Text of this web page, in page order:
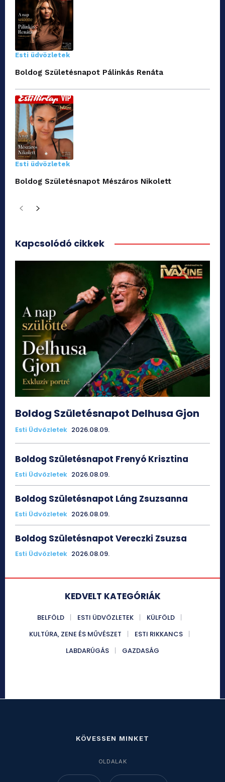
Esti üdvözletek
Boldog Születésnapot Pálinkás Renáta
Esti üdvözletek
Boldog Születésnapot Mészáros Nikolett
Kapcsolódó cikkek
Boldog Születésnapot Delhusa Gjon
Esti Üdvözletek 2026.08.09.
Boldog Születésnapot Frenyó Krisztina
Esti Üdvözletek 2026.08.09.
Boldog Születésnapot Láng Zsuzsanna
Esti Üdvözletek 2026.08.09.
Boldog Születésnapot Vereczki Zsuzsa
Esti Üdvözletek 2026.08.09.
KEDVELT KATEGÓRIÁK
BELFÖLD ESTI ÜDVÖZLETEK
KÜLFÖLD
KULTÚRA, ZENE ÉS MŰVÉSZET
ESTI RIKKANCS
LABDARÚGÁS
GAZDASÁG
KÖVESSEN MINKET
OLDALAK